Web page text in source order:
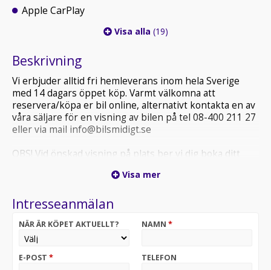
Apple CarPlay
Visa alla (19)
Beskrivning
Vi erbjuder alltid fri hemleverans inom hela Sverige
med 14 dagars öppet köp. Varmt välkomna att
reservera/köpa er bil online, alternativt kontakta en av
våra säljare för en visning av bilen på tel 08-400 211 27
eller via mail info@bilsmidigt.se
OBS! Vid önskad visning på plats ber vi dig boka ditt
är intresserad av finns på plats och att vi kan ge dig
MEJLKONTAKT MED OSS.
innan någon annan gör det, reservera den direkt
Visa mer
Intresseanmälan
NÄR ÄR KÖPET AKTUELLT? NAMN *
E-POST * TELEFON